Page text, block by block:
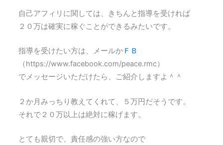
自己アフィリに関しては、きちんと指導を受ければ
２０万は確実に稼ぐことができるみたいです。
指導を受けたい方は、メールか ＦＢ
（https://www.facebook.com/peace.rmc）
でメッセージいただけたら、ご紹介しますよ＾＾
２か月みっちり教えてくれて、５万円だそうです。
それで２０万以上は絶対に稼げます。
とても親切で、責任感の強い方なので